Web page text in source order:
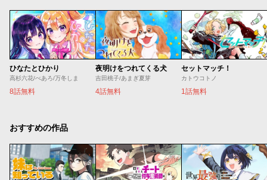
ひなたとひかり
高杉六花/べあろ/万冬しま
8話無料
夜明けをつれてくる犬
吉田桃子/あまぎ夏芽
4話無料
セットマッチ！
カトウコトノ
1話無料
おすすめの作品